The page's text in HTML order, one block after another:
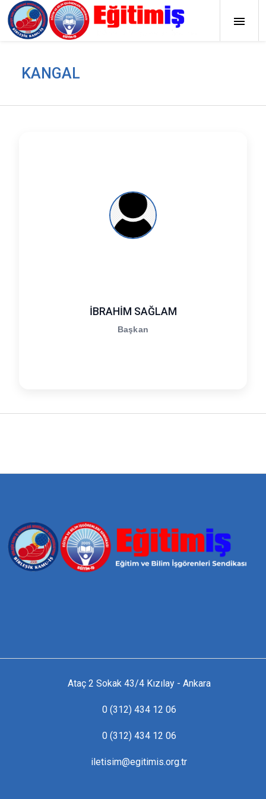
KANGAL
İBRAHİM SAĞLAM
Başkan
Ataç 2 Sokak 43/4 Kızılay - Ankara
0 (312) 434 12 06
0 (312) 434 12 06
iletisim@egitimis.org.tr